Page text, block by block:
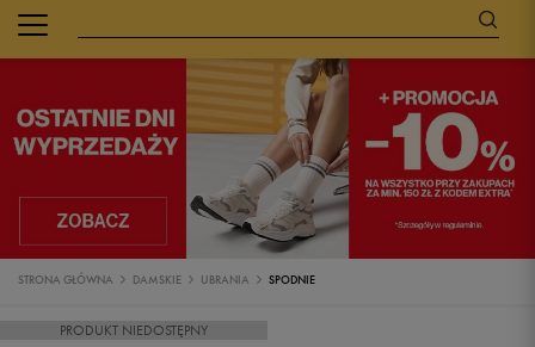
STRONA GŁÓWNA DAMSKIE UBRANIA SPODNIE
PRODUKT NIEDOSTĘPNY